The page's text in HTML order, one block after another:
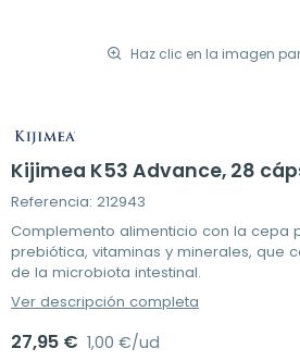
Haz clic en la imagen
Kijimea K53 Advance, 28
Referencia: 212943
Complemento alimenticio con la cepa
prebiótica, vitaminas y minerales, que
de la microbiota intestinal.
Ver descripción completa
27,95 € 1,00 €/ud